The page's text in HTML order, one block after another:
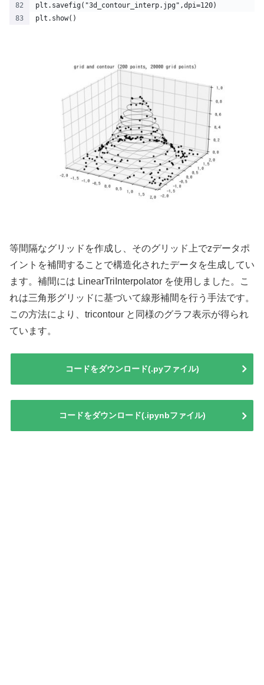
plt.savefig("3d_contour_interp.jpg",dpi=120)
plt.show()
等間隔なグリッドを作成し、そのグリッド上でzデータポ
イントを補間することで構造化されたデータを生成してい
ます。補間には LinearTriInterpolator を使用しました。こ
れは三角形グリッドに基づいて線形補間を行う手法です。
この方法により、tricontour と同様のグラフ表示が得られ
ています。
コードをダウンロード(.pyファイル)
コードをダウンロード(.ipynbファイル)